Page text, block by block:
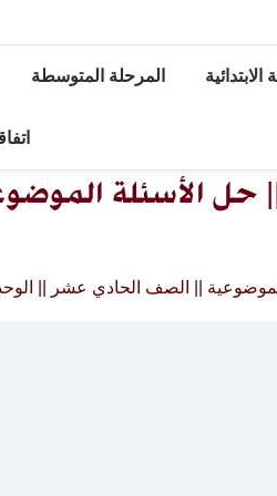
الابتدائية المرحلة المتوسطة
حل الأسئلة
|| الصف الحادي عشر || الوحدة